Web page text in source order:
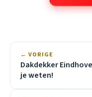
← VORIGE
Dakdekker
je weten!